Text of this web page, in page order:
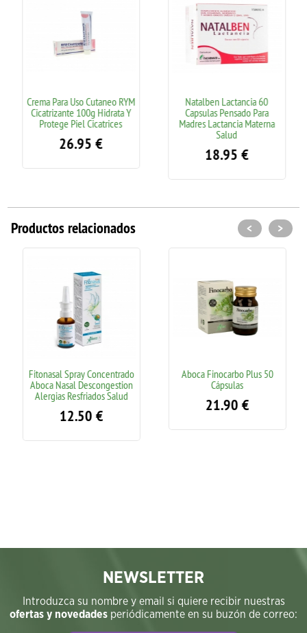
Crema Para Uso Cutaneo RYM
Cicatrizante 100g Hidrata Y
Protege Piel Cicatrices
26.95 €
Natalben Lactancia 60
Capsulas Pensado Para
Madres Lactancia Materna
Salud
18.95 €
Productos relacionados
Fitonasal Spray Concentrado
Aboca Nasal Descongestion
Alergias Resfriados Salud
12.50€
Aboca Finocarbo Plus 50
Cápsulas
21.90€
< >
NEWSLETTER
Introduzca su nombre y email si quiere recibir nuestras
ofertas y novedades periódicamente en su buzón de correo: